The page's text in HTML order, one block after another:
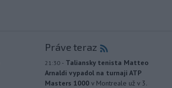
Práve teraz
21:30 - Taliansky tenista Matteo
Arnaldi vypadol na turnaji ATP
Masters 1000 v Montreale už v 3.